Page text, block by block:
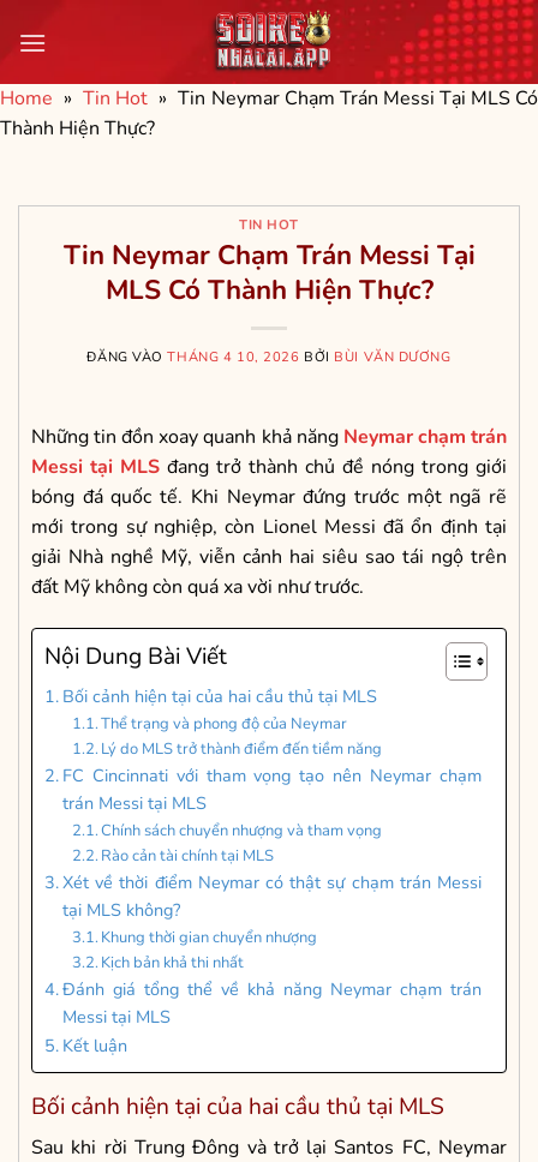
qua
dung
Home » Tin Hot » Tin Neymar Chạm Trán Messi Tại MLS Có
Thành Hiện Thực?
TIN HOT
Tin Neymar Chạm Trán Messi Tại
MLS Có Thành Hiện Thực?
ĐĂNG VÀOTHÁNG 4 10, 2026 BỞI BÙI VĂN DƯƠNG
Những tin đồn xoay quanh khả năng Neymar chạm trán
Messi tại MLS đang trở thành chủ đề nóng trong giới
bóng đá quốc tế. Khi Neymar đứng trước một ngã rẽ
mới trong sự nghiệp, còn Lionel Messi đã ổn định tại
giải Nhà nghề Mỹ, viễn cảnh hai siêu sao tái ngộ trên
đất Mỹ không còn quá xa vời như trước.
Nội Dung Bài Viết
Bối cảnh hiện tại của hai cầu thủ tại MLS
Thể trạng và phong độ của Neymar
Lý do MLS trở thành điểm đến tiềm năng
FC Cincinnati với tham vọng tạo nên Neymar chạm
trán Messi tại MLS
Chính sách chuyển nhượng và tham vọng
Rào cản tài chính tại MLS
Xét về thời điểm Neymar có thật sự chạm trán Messi
tại MLS không?
Khung thời gian chuyển nhượng
Kịch bản khả thi nhất
Đánh giá tổng thể về khả năng Neymar chạm trán
Messi tại MLS
Kết luận
Bối cảnh hiện tại của hai cầu thủ tại MLS
Sau khi rời Trung Đông và trở lại Santos FC, Neymar